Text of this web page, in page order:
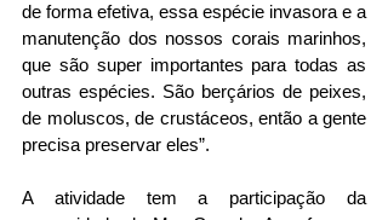
de forma efetiva, essa espécie invasora e a
manutenção dos nossos corais marinhos,
que são super importantes para todas as
outras espécies. São berçários de peixes,
de moluscos, de crustáceos, então a gente
precisa preservar eles”.
A atividade tem a participação da